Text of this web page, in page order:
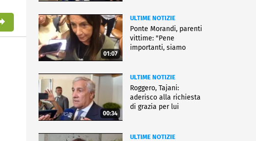
01:07
ULTIME NOTIZIE
Ponte Morandi, parenti
vittime: "Pene
importanti, siamo
00:34
ULTIME NOTIZIE
Roggero, Tajani:
aderisco alla richiesta
di grazia per lui
ULTIME NOTIZIE